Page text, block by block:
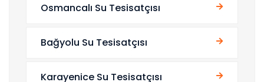
Osmancalı Su Tesisatçısı
Bağyolu Su Tesisatçısı
Karayenice Su Tesisatçısı